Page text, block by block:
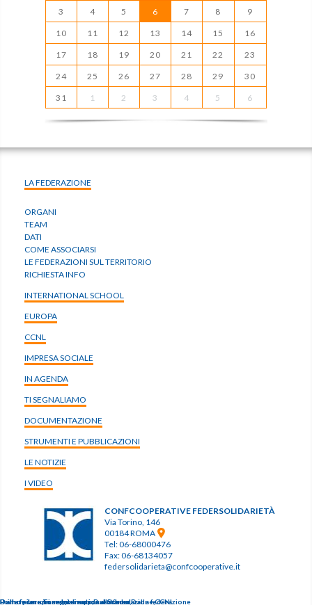
Dalla federazione
Primo piano,Immagini rappresentanza,Dalla federazione
Primo piano,Ti segnaliamo,Dalla federazione,CCNL
Dalla federazione,International School
Dalla federazione,International School
3 4 5 6 7 8 9
10 11 12 13 14 15 16
17 18 19 20 21 22 23
24 25 26 27 28 29 30
31 1 2 3 4 5 6
LA FEDERAZIONE
ORGANI
TEAM
DATI
COME ASSOCIARSI
LE FEDERAZIONI SUL TERRITORIO
RICHIESTA INFO
INTERNATIONAL SCHOOL
EUROPA
CCNL
IMPRESA SOCIALE
IN AGENDA
TI SEGNALIAMO
DOCUMENTAZIONE
STRUMENTI E PUBBLICAZIONI
LE NOTIZIE
I VIDEO
CONFCOOPERATIVE FEDERSOLIDARIETÀ
Via Torino, 146
00184 ROMA
Tel: 06-68000476
Fax: 06-68134057
federsolidarieta@confcooperative.it